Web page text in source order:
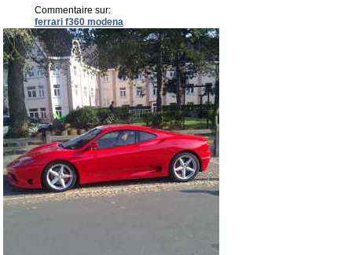
Commentaire sur:
ferrari f360 modena